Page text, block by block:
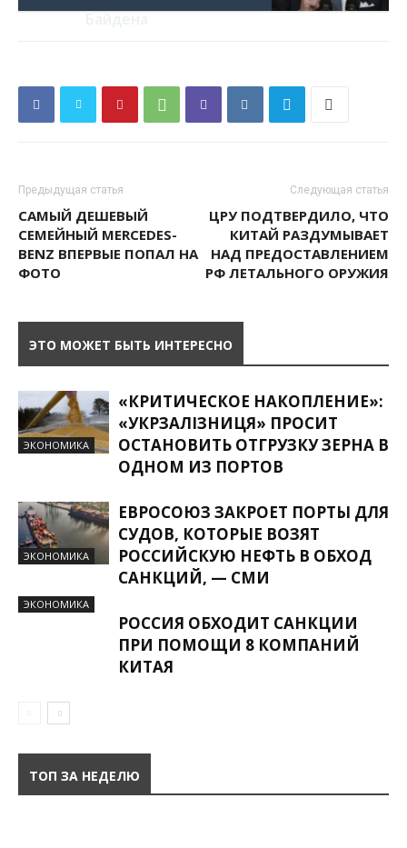
Предыдущая статья
САМЫЙ ДЕШЕВЫЙ
СЕМЕЙНЫЙ MERCEDES-
BENZ ВПЕРВЫЕ ПОПАЛ НА
ФОТО
Следующая статья
ЦРУ ПОДТВЕРДИЛО, ЧТО
КИТАЙ РАЗДУМЫВАЕТ
НАД ПРЕДОСТАВЛЕНИЕМ
РФ ЛЕТАЛЬНОГО ОРУЖИЯ
ЭТО МОЖЕТ БЫТЬ ИНТЕРЕСНО
ЭКОНОМИКА
«КРИТИЧЕСКОЕ НАКОПЛЕНИЕ»:
«УКРЗАЛІЗНИЦЯ» ПРОСИТ
ОСТАНОВИТЬ ОТГРУЗКУ ЗЕРНА В
ОДНОМ ИЗ ПОРТОВ
ЭКОНОМИКА
ЕВРОСОЮЗ ЗАКРОЕТ ПОРТЫ ДЛЯ
СУДОВ, КОТОРЫЕ ВОЗЯТ
РОССИЙСКУЮ НЕФТЬ В ОБХОД
САНКЦИЙ, — СМИ
ЭКОНОМИКА
РОССИЯ ОБХОДИТ САНКЦИИ
ПРИ ПОМОЩИ 8 КОМПАНИЙ
КИТАЯ
ТОП ЗА НЕДЕЛЮ